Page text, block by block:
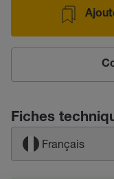
Fiches
Français